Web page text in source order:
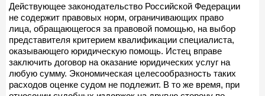
Действующее законодательство Российской Федерации
не содержит правовых норм, ограничивающих право
лица, обращающегося за правовой помощью, на выбор
представителя критерием квалификации специалиста,
оказывающего юридическую помощь. Истец вправе
заключить договор на оказание юридических услуг на
любую сумму. Экономическая целесообразность таких
расходов оценке судом не подлежит. В то же время, при